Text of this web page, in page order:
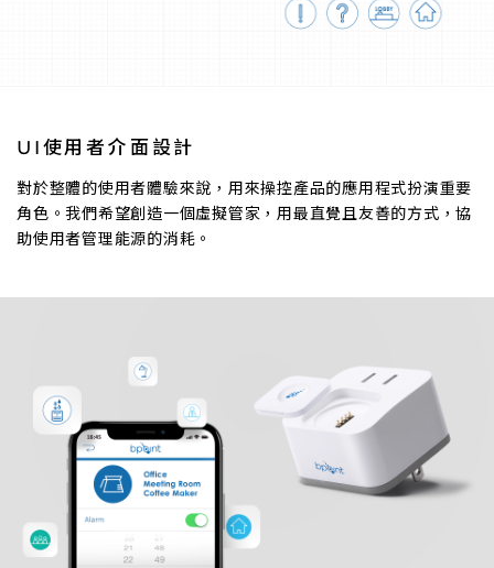
UI使用者介面設計
對於整體的使用者體驗來說，用來操控產品的應用程式扮演重要
角色。我們希望創造一個虛擬管家，用最直覺且友善的方式，協
助使用者管理能源的消耗。